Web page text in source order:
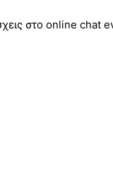
στο online chat